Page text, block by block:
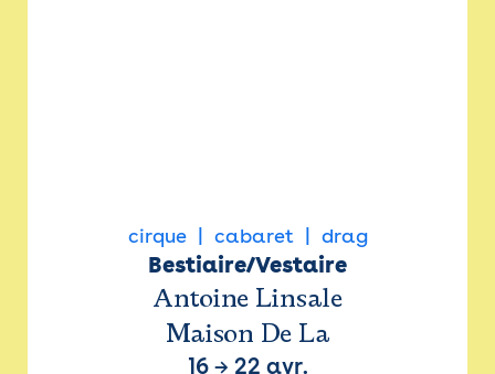
cirque cabaret drag
Bestiaire/Vestaire
Antoine Linsale
Maison De La
16→ 22 avr.